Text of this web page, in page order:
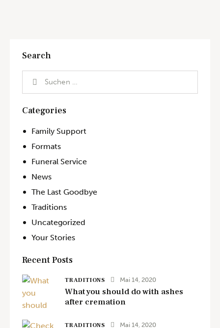
Search
Categories
Family Support
Formats
Funeral Service
News
The Last Goodbye
Traditions
Uncategorized
Your Stories
Recent Posts
TRADITIONS Mai 14, 2020
What you should do with ashes
after cremation
TRADITIONS Mai 14, 2020